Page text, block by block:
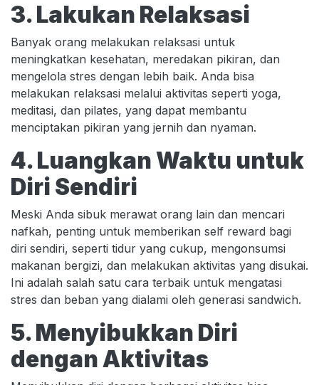
3. Lakukan Relaksasi
Banyak orang melakukan relaksasi untuk
meningkatkan kesehatan, meredakan pikiran, dan
mengelola stres dengan lebih baik. Anda bisa
melakukan relaksasi melalui aktivitas seperti yoga,
meditasi, dan pilates, yang dapat membantu
menciptakan pikiran yang jernih dan nyaman.
4. Luangkan Waktu untuk
Diri Sendiri
Meski Anda sibuk merawat orang lain dan mencari
nafkah, penting untuk memberikan self reward bagi
diri sendiri, seperti tidur yang cukup, mengonsumsi
makanan bergizi, dan melakukan aktivitas yang disukai.
Ini adalah salah satu cara terbaik untuk mengatasi
stres dan beban yang dialami oleh generasi sandwich.
5. Menyibukkan Diri
dengan Aktivitas